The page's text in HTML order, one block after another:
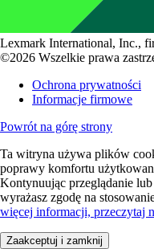
Lexmark International, Inc.,
©2026 Wszelkie prawa
Ochrona prywatności
Informacje firmowe
Powrót na górę strony
Ta witryna używa plików
poprawy komfortu
Kontynuując przeglądanie
wyrażasz zgodę na
więcej informacji, przeczytaj
Zaakceptuj i zamknij